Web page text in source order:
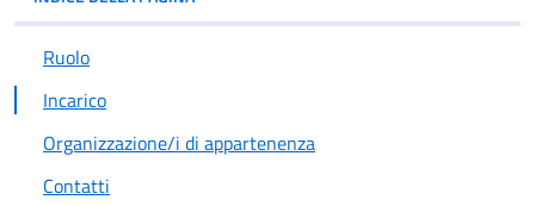
Ruolo
Incarico
Organizzazione/i di appartenenza
Contatti